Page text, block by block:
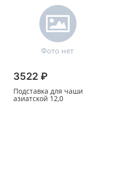
3522 ₽
Подставка для чаши
азиатской 12,0